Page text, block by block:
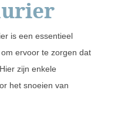
is een essentieel
ervoor te zorgen dat
zijn enkele
het snoeien van